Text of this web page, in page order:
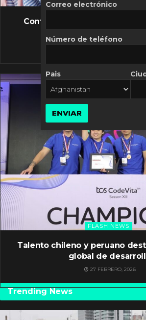
FLASH NEWS
Controversia de Mercado
10 MARZO, 2026
FLASH NEWS
Talento chileno y peruano
global de
27 FEBRERO, 2026
Trending News
Correo electrónico
Número de teléfono
Pais
ENVIAR